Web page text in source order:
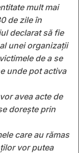
mult mai
de zile în
declarat să fie
unei organizații
de a se
unde pot activa
avea acte de
dorește prin
care au rămas
vor putea